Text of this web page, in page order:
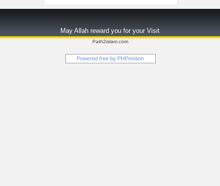
Views: 3835
آداب المساجد...
Rating: 0
May Allah reward you for your Visit
Path2islam.com
Powered free by PHPmotion